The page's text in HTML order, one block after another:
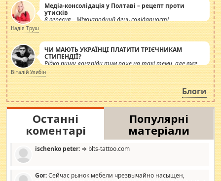
Медіа-консолідація у Полтаві – рецепт проти
утисків
8 вересня – Міжнародний день солідарності
журналістів.
Надія Труш
ЧИ МАЮТЬ УКРАЇНЦІ ПЛАТИТИ ТРІЄЧНИКАМ
СТИПЕНДІЇ?
Рідко пишу лонгріди тим паче на такі теми, але вже
просто дістало! Обурюють сьогоднішні інсенуації
навколо стипендіального питання. Штучно
роздувається ще одна соціальна катастрофа.
Віталій Улибін
Блоги
Останні
коментарі
Популярні
матеріали
ischenko peter: ⇒ blts-tattoo.com
Gor:Сейчас рынок мебели чрезвычайно насыщен,